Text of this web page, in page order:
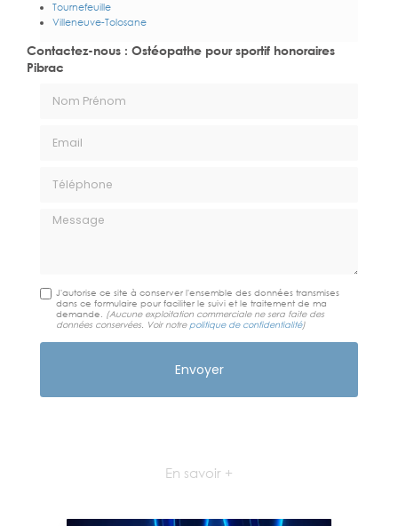
Tournefeuille
Villeneuve-Tolosane
Contactez-nous : Ostéopathe pour sportif honoraires
Pibrac
Message
J'autorise ce site à conserver l'ensemble des données transmises
dans ce formulaire pour faciliter le suivi et le traitement de ma
demande. (Aucune exploitation commerciale ne sera faite des
données conservées. Voir notre politique de confidentialité)
En savoir +